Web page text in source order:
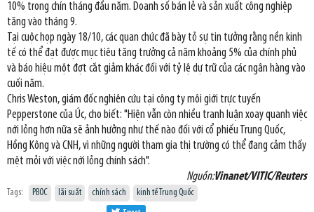
10% trong chín tháng đầu năm. Doanh số bán lẻ và sản xuất công nghiệp
tăng vào tháng 9.
Tại cuộc họp ngày 18/10, các quan chức đã bày tỏ sự tin tưởng rằng nền kinh
tế có thể đạt được mục tiêu tăng trưởng cả năm khoảng 5% của chính phủ
và báo hiệu một đợt cắt giảm khác đối với tỷ lệ dự trữ của các ngân hàng vào
cuối năm.
Chris Weston, giám đốc nghiên cứu tại công ty môi giới trực tuyến
Pepperstone của Úc, cho biết: "Hiện vẫn còn nhiều tranh luận xoay quanh việc
nới lỏng hơn nữa sẽ ảnh hưởng như thế nào đối với cổ phiếu Trung Quốc,
Hồng Kông và CNH, vì những người tham gia thị trường có thể đang cảm thấy
mệt mỏi với việc nới lỏng chính sách".
Nguồn:Vinanet/VITIC/Reuters
Tags: PBOC lãi suất chính sách kinh tế Trung Quốc